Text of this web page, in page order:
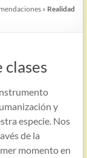
» Realidad
clases
y
especie. Nos
de la
momento en